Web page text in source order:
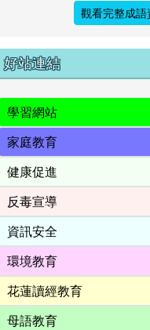
觀看完整成語
右邊區域內容
好站連結